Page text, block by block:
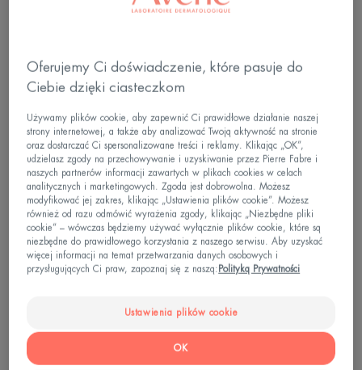
Oferujemy Ci doświadczenie, które pasuje do
Ciebie dzięki ciasteczkom
Używamy plików cookie, aby zapewnić Ci prawidłowe działanie naszej
strony internetowej, a także aby analizować Twoją aktywność na stronie
oraz dostarczać Ci spersonalizowane treści i reklamy. Klikając „OK”,
udzielasz zgody na przechowywanie i uzyskiwanie przez Pierre Fabre i
naszych partnerów informacji zawartych w plikach cookies w celach
analitycznych i marketingowych. Zgoda jest dobrowolna. Możesz
modyfikować jej zakres, klikając „Ustawienia plików cookie”. Możesz
również od razu odmówić wyrażenia zgody, klikając „Niezbędne pliki
cookie” – wówczas będziemy używać wyłącznie plików cookie, które są
niezbędne do prawidłowego korzystania z naszego serwisu. Aby uzyskać
więcej informacji na temat przetwarzania danych osobowych i
przysługujących Ci praw, zapoznaj się z naszą: Polityką Prywatności
Ustawienia plików cookie
OK